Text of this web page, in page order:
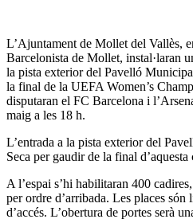
L’Ajuntament de Mollet del Vallès,
Barcelonista de Mollet, instal·laran
la pista exterior del Pavelló
la final de la UEFA Women’s
disputaran el FC Barcelona i
maig a les 18 h.
L’entrada a la pista exterior del
Seca per gaudir de la final
A l’espai s’hi habilitaran 400
per ordre d’arribada. Les places
d’accés. L’obertura de portes serà